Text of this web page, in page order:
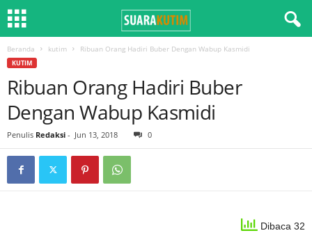
Beranda kutim Ribuan Orang Hadiri Buber Dengan Wabup Kasmidi
KUTIM
Ribuan Orang Hadiri Buber
Dengan Wabup Kasmidi
Penulis Redaksi - Jun 13, 2018 0
Dibaca 32